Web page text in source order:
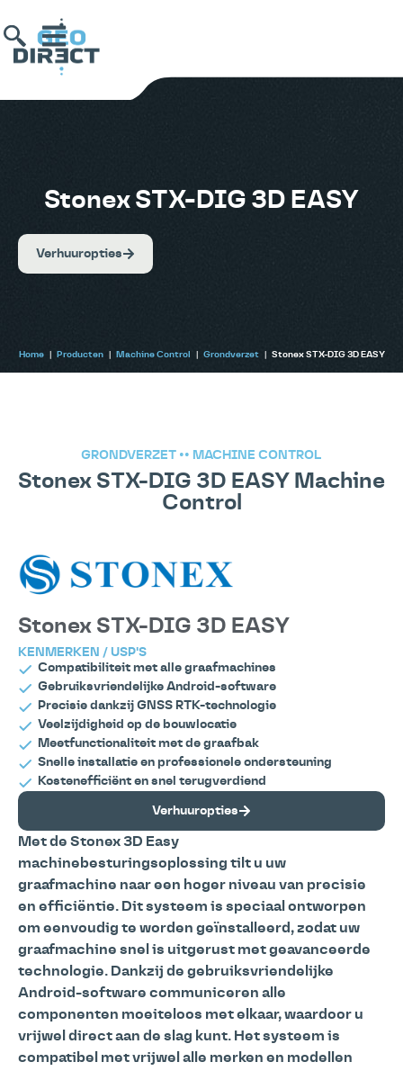
Stonex STX-DIG 3D EASY
Verhuuropties
Home| Producten| Machine Control Grondverzet| Stonex STX-DIG 3D EASY
GRONDVERZET •• MACHINE CONTROL
Stonex STX-DIG 3D EASY Machine
Control
Met de Stonex 3D Easy
machinebesturingsoplossing tilt u uw
graafmachine naar een hoger niveau van precisie
en efficiëntie. Dit systeem is speciaal ontworpen
om eenvoudig te worden geïnstalleerd, zodat uw
graafmachine snel is uitgerust met geavanceerde
technologie. Dankzij de gebruiksvriendelijke
Android-software communiceren alle
componenten moeiteloos met elkaar, waardoor u
vrijwel direct aan de slag kunt. Het systeem is
compatibel met vrijwel alle merken en modellen
Stonex STX-DIG 3D EASY
KENMERKEN / USP'S
Compatibiliteit met alle graafmachines
Gebruiksvriendelijke Android-software
Precisie dankzij GNSS RTK-technologie
Veelzijdigheid op de bouwlocatie
Meetfunctionaliteit met de graafbak
Snelle installatie en professionele ondersteuning
Kostenefficiënt en snel terugverdiend
Verhuuropties